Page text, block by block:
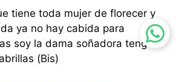
tiene toda mujer de florecer y
ya no hay cabida para
soy la dama soñadora tengo
(Bis)